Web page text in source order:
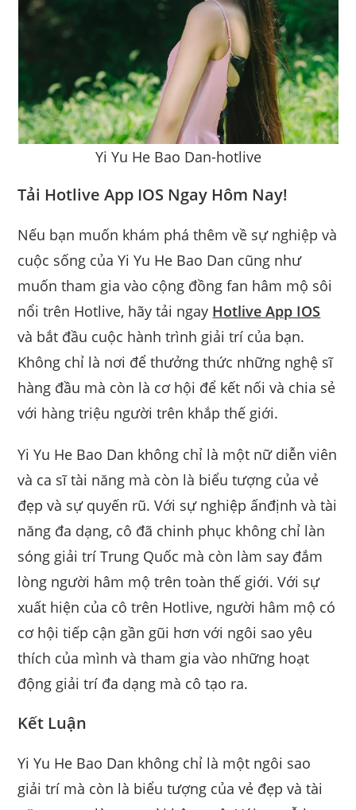
Yi Yu He Bao Dan-hotlive
Tải Hotlive App IOS Ngay Hôm Nay!
Nếu bạn muốn khám phá thêm về sự nghiệp và
cuộc sống của Yi Yu He Bao Dan cũng như
muốn tham gia vào cộng đồng fan hâm mộ sôi
nổi trên Hotlive, hãy tải ngay Hotlive App IOS
và bắt đầu cuộc hành trình giải trí của bạn.
Không chỉ là nơi để thưởng thức những nghệ sĩ
hàng đầu mà còn là cơ hội để kết nối và chia sẻ
với hàng triệu người trên khắp thế giới.
Yi Yu He Bao Dan không chỉ là một nữ diễn viên
và ca sĩ tài năng mà còn là biểu tượng của vẻ
đẹp và sự quyến rũ. Với sự nghiệp ấnđịnh và tài
năng đa dạng, cô đã chinh phục không chỉ làn
sóng giải trí Trung Quốc mà còn làm say đắm
lòng người hâm mộ trên toàn thế giới. Với sự
xuất hiện của cô trên Hotlive, người hâm mộ có
cơ hội tiếp cận gần gũi hơn với ngôi sao yêu
thích của mình và tham gia vào những hoạt
động giải trí đa dạng mà cô tạo ra.
Kết Luận
Yi Yu He Bao Dan không chỉ là một ngôi sao
giải trí mà còn là biểu tượng của vẻ đẹp và tài